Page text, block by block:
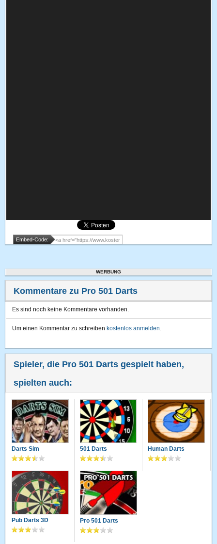
Embed-Code:
WERBUNG
Kommentare zu Pro 501 Darts
Es sind noch keine Kommentare vorhanden.
Um einen Kommentar zu schreiben kostenlos anmelden.
Spieler, die Pro 501 Darts gespielt haben,
spielten auch:
Darts Sim 501 Darts Human Darts
Pub Darts 3D Pro 501 Darts